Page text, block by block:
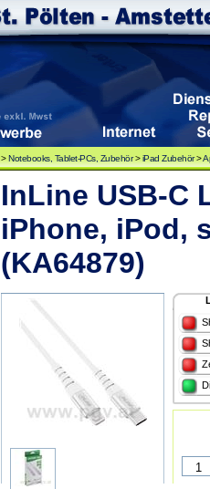
>Notebooks, Tablet-PCs, Zubehör>iPad Zubehör>
InLine USB-C
iPhone, iPod,
(KA64879)